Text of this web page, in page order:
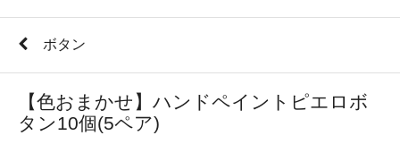
ボタン
【色おまかせ】ハンドペイントピエロボ
タン10個(5ペア)